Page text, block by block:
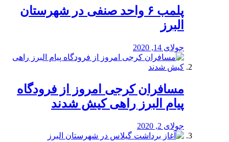
پلمب ۶ واحد صنفی در شهرستان
البرز
جولای 14, 2020
مسافران کرجی امروز از فرودگاه
پیام البرز راهی کیش شدند
جولای 2, 2020